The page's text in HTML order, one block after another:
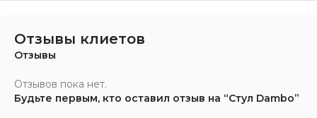
Отзывы клиетов
Отзывы
Отзывов пока нет.
Будьте первым, кто оставил отзыв на “Стул Dambo”